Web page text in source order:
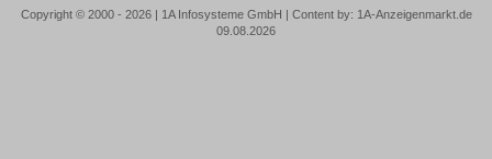
Copyright © 2000 - 2026 | 1A Infosysteme GmbH | Content by: 1A-Anzeigenmarkt.de
09.08.2026